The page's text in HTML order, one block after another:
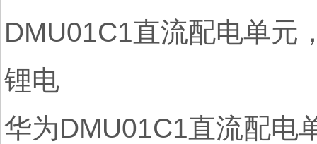
DMU01C1直流配电单元
锂电
华为DMU01C1直流配电